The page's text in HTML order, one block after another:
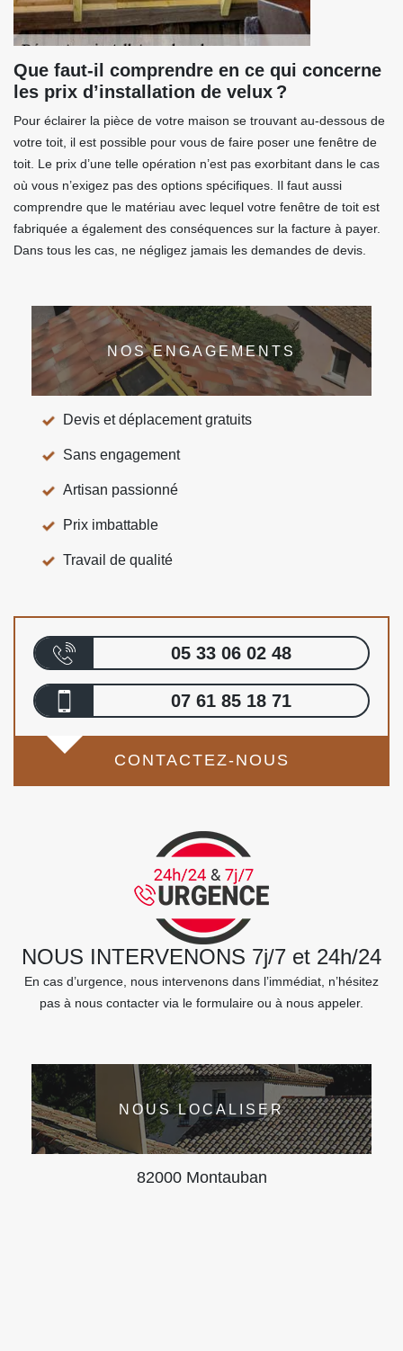
Que faut-il comprendre en ce qui concerne
les prix d’installation de velux ?
Pour éclairer la pièce de votre maison se trouvant au-dessous de
votre toit, il est possible pour vous de faire poser une fenêtre de
toit. Le prix d’une telle opération n’est pas exorbitant dans le cas
où vous n’exigez pas des options spécifiques. Il faut aussi
comprendre que le matériau avec lequel votre fenêtre de toit est
fabriquée a également des conséquences sur la facture à payer.
Dans tous les cas, ne négligez jamais les demandes de devis.
NOS ENGAGEMENTS
Devis et déplacement gratuits
Sans engagement
Artisan passionné
Prix imbattable
Travail de qualité
05 33 06 02 48
07 61 85 18 71
CONTACTEZ-NOUS
NOUS INTERVENONS 7j/7 et 24h/24
En cas d’urgence, nous intervenons dans l’immédiat, n’hésitez
pas à nous contacter via le formulaire ou à nous appeler.
NOUS LOCALISER
82000 Montauban